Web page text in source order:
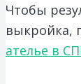
Чтобы
выкройка,
ателье в